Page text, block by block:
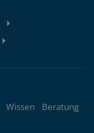
Wissen
Beratung